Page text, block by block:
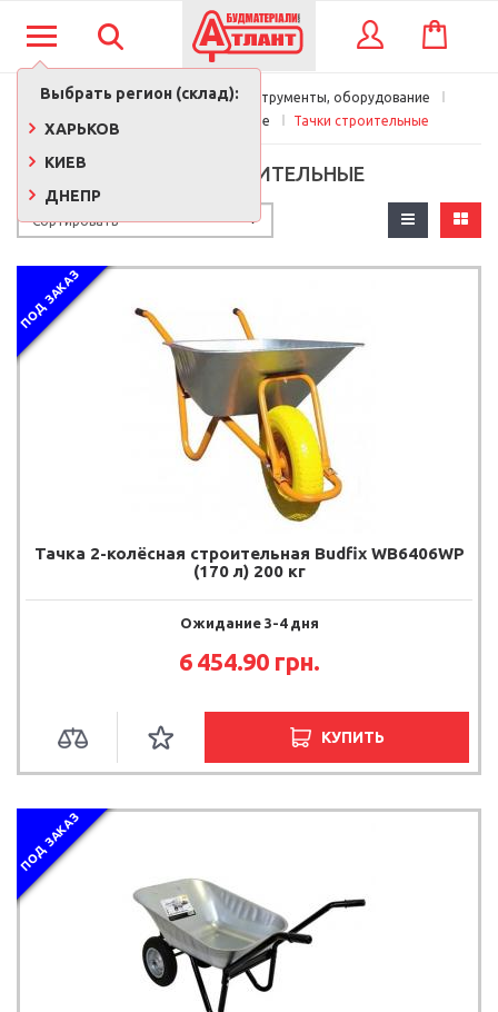
Выбрать регион (склад):
ХАРЬКОВ
КИЕВ
ДНЕПР
КОРЗИНА
Главная
Строительные инструменты, оборудование
Строительное оборудование
Тачки строительные
ТАЧКИ СТРОИТЕЛЬНЫЕ
ПОД ЗАКАЗ
Тачка 2-колёсная строительная Budfix WB6406WP
(170 л) 200 кг
Ожидание 3-4 дня
6 454.90 грн.
КУПИТЬ
ПОД ЗАКАЗ